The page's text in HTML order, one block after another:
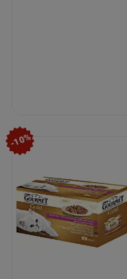
-10%